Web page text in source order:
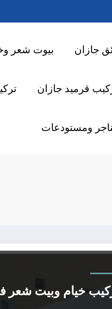
جازان بيوت شعر
قرميد جازان
ومستودعات
خيام وبيت شعر